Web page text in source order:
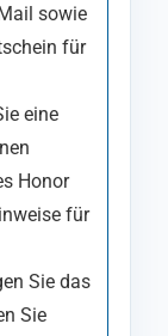
sowie
für
eine
Honor
für
Sie das
Sie